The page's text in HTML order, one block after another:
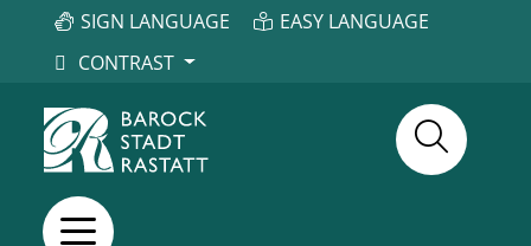
SIGN LANGUAGE
EASY LANGUAGE
CONTRAST